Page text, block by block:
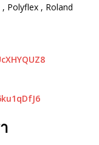
Polyflex , Roland